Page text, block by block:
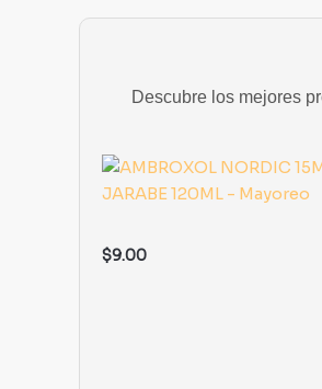
Descubre los mejores
$9.00